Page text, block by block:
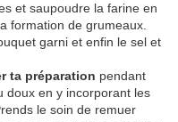
et saupoudre la farine en
formation de grumeaux.
garni et enfin le sel et
ta préparation pendant
doux en y incorporant les
le soin de remuer